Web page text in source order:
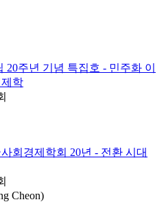
주년 기념 특집호 - 민주화 이
학
회경제학회 20년 - 전환 시대
Cheon)